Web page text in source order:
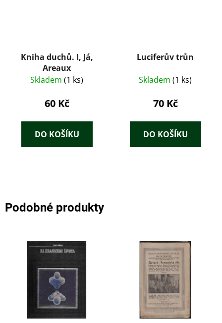
Kniha duchů. I, Já,
Areaux
Skladem (1 ks)
60 Kč
DO KOŠÍKU
Luciferův trůn
Skladem (1 ks)
70 Kč
DO KOŠÍKU
Podobné produkty